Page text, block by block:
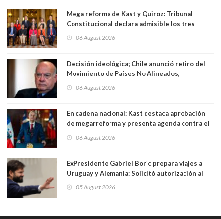
Mega reforma de Kast y Quiroz: Tribunal
Constitucional declara admisible los tres
06 August 2026
Decisión ideológica; Chile anunció retiro del
Movimiento de Países No Alineados,
1971. Excanciller Insulza lamentó decisión
06 August 2026
En cadena nacional: Kast destaca aprobación
de megarreforma y presenta agenda contra el
06 August 2026
ExPresidente Gabriel Boric prepara viajes a
Uruguay y Alemania: Solicitó autorización al
05 August 2026